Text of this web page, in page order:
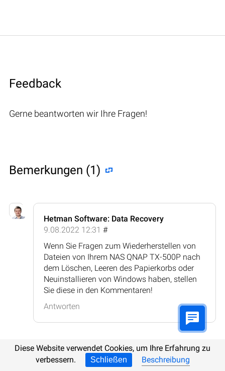
Feedback
Gerne beantworten wir Ihre Fragen!
Bemerkungen (1)
Hetman Software: Data Recovery
9.08.2022 12:31 #
Wenn Sie Fragen zum Wiederherstellen von
Dateien von Ihrem NAS QNAP TX-500P nach
dem Löschen, Leeren des Papierkorbs oder
Neuinstallieren von Windows haben, stellen
Sie diese in den Kommentaren!
Antworten
Kommentar posten
Diese Website verwendet Cookies, um Ihre Erfahrung zu
verbessern.
Schließen Beschreibung